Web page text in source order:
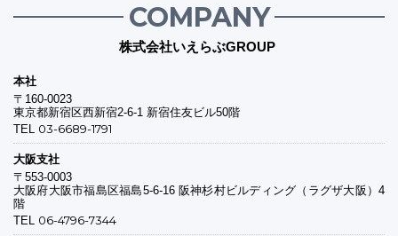
COMPANY
株式会社いえらぶGROUP
本社
〒160-0023
東京都新宿区西新宿2-6-1 新宿住友ビル50階
TEL 03-6689-1791
大阪支社
〒553-0003
大阪府大阪市福島区福島5-6-16 阪神杉村ビルディング（ラグザ大阪）4
階
TEL 06-4796-7344